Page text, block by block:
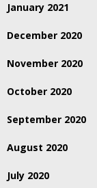
January 2021
December 2020
November 2020
October 2020
September 2020
August 2020
July 2020